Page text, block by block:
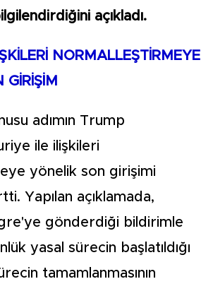
açıkladı.
NORMALLEŞTİRMEYE
adımın Trump
ile ilişkileri
yönelik son girişimi
Yapılan açıklamada,
gönderdiği bildirimle
yasal sürecin başlatıldığı
tamamlanmasının